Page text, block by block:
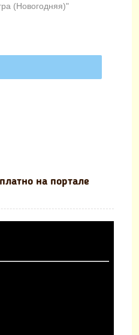
(Новогодняя)"
на портале